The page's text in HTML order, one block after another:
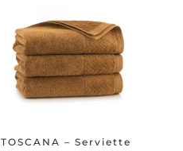
TOSCANA – Serviette